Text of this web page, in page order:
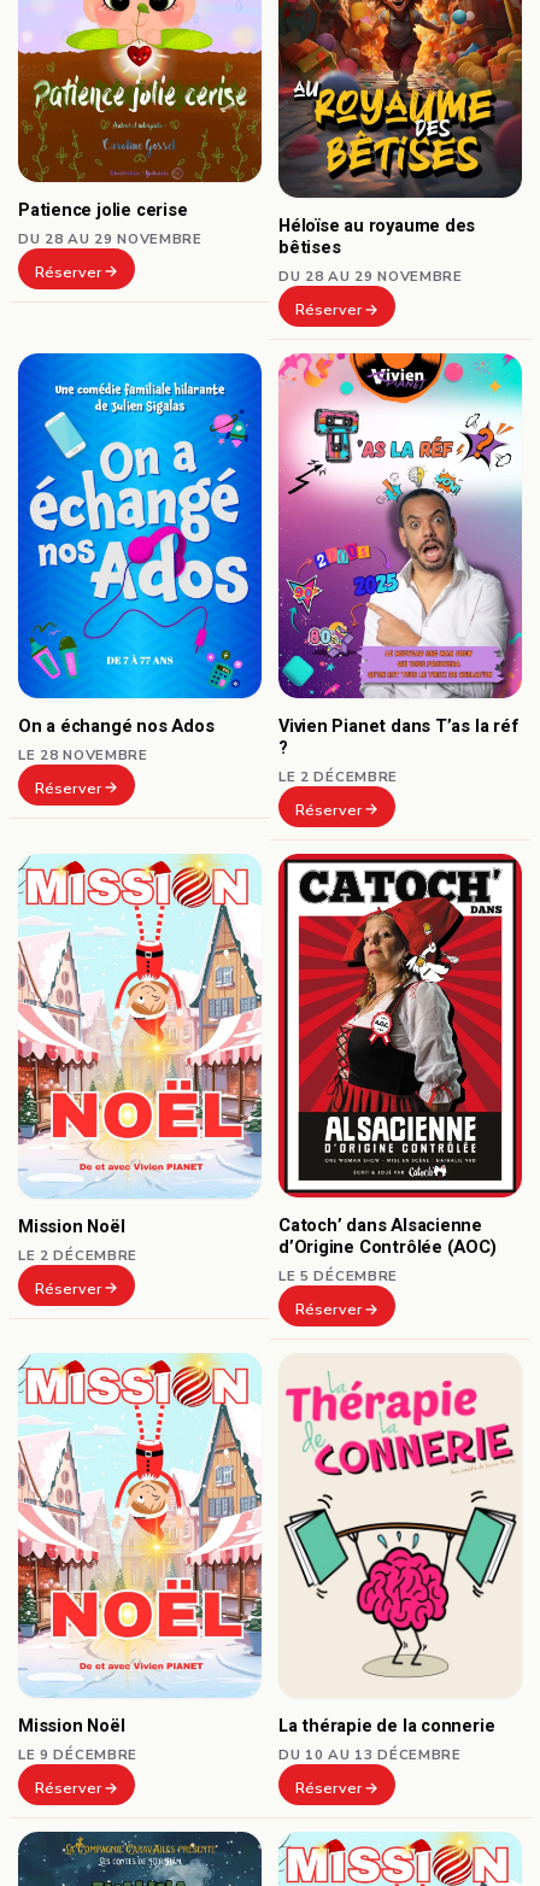
Patience jolie cerise
DU 28 AU 29 NOVEMBRE
Réserver
Héloïse au royaume des
bêtises
DU 28 AU 29 NOVEMBRE
Réserver
On a échangé nos Ados
LE 28 NOVEMBRE
Réserver
Vivien Pianet dans T’as la réf
?
LE 2 DÉCEMBRE
Réserver
Mission Noël
LE 2 DÉCEMBRE
Réserver
Catoch’ dans Alsacienne
d’Origine Contrôlée (AOC)
LE 5 DÉCEMBRE
Réserver
Mission Noël
LE 9 DÉCEMBRE
Réserver
La thérapie de la connerie
DU 10 AU 13 DÉCEMBRE
Réserver